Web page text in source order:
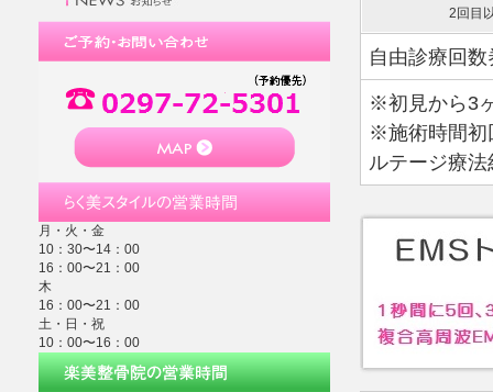
2回目
自由診療回
※初見から3
※施術時間初
ルテージ療
月・火・金
10：30〜14：00
16：00〜21：00
木
16：00〜21：00
土・日・祝
10：00〜16：00